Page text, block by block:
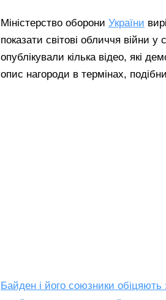
Міністерство оборони України
показати світові обличчя війни
опублікували кілька відео, які
опис нагороди в термінах,
Байден і його союзники